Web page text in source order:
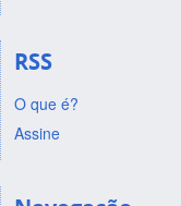
RSS
O que é?
Assine